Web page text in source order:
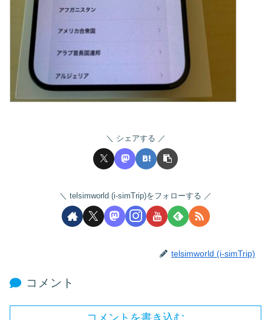
シェアする
telsimworld (i-simTrip)をフォローする
telsimworld (i-simTrip)
コメント
コメントを書き込む